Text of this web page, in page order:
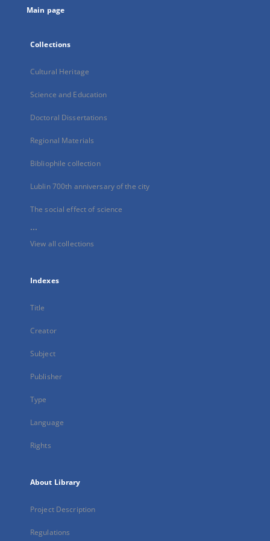
Main page
Collections
Cultural Heritage
Science and Education
Doctoral Dissertations
Regional Materials
Bibliophile collection
Lublin 700th anniversary of the city
The social effect of science
...
View all collections
Indexes
Title
Creator
Subject
Publisher
Type
Language
Rights
About Library
Project Description
Regulations